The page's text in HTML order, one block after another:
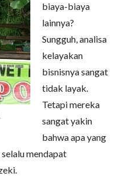
biaya-biaya
lainnya?
Sungguh, analisa
kelayakan
bisnisnya sangat
tidak layak.
Tetapi mereka
sangat yakin
bahwa apa yang
mendapat